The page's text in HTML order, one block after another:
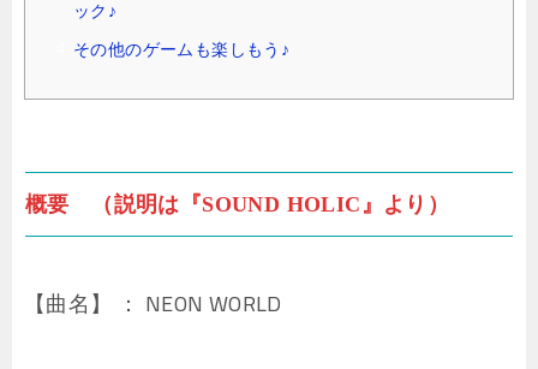
ック♪
その他のゲームも楽しもう♪
概要 （説明は『SOUND HOLIC』より）
【曲名】 ： NEON WORLD